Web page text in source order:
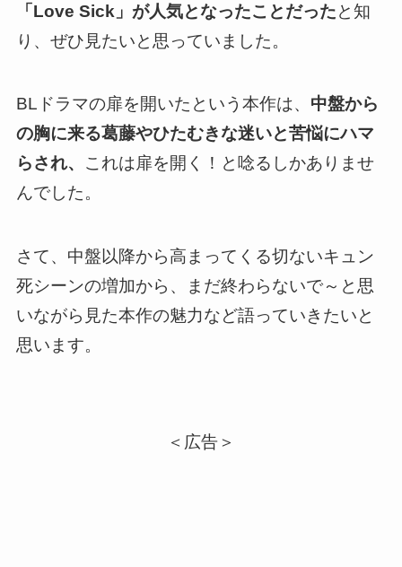
「Love Sick」が人気となったことだったと知
り、ぜひ見たいと思っていました。
BLドラマの扉を開いたという本作は、 中盤から
の胸に来る葛藤やひたむきな迷いと苦悩にハマ
らされ、 これは扉を開く！ と唸るしかありませ
んでした。
さて、中盤以降から高まってくる切ないキュン
死シーンの増加から、まだ終わらないで～と思
いながら見た本作の魅力など語っていきたいと
思います。
＜広告＞